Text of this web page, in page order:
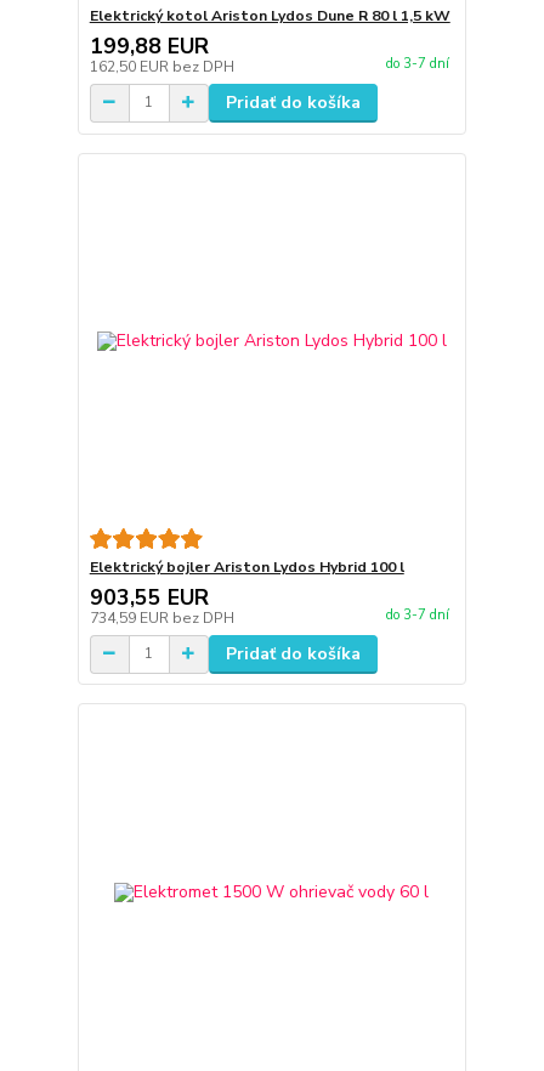
Elektrický kotol Ariston Lydos Dune R 80 l 1,5 kW
199,88 EUR
162,50 EUR bez DPH do 3-7 dní
Pridať do košíka
Elektrický bojler Ariston Lydos Hybrid 100 l
903,55 EUR
734,59 EUR bez DPH do 3-7 dní
Pridať do košíka